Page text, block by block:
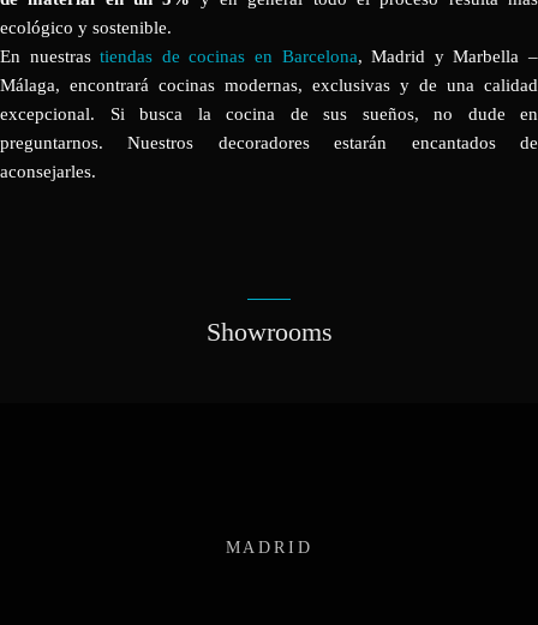
ecológico y sostenible.
En nuestrastiendas de cocinas en Barcelona, Madrid y Marbella –
Málaga, encontrará cocinas modernas, exclusivas y de una calidad
excepcional. Si busca la cocina de sus sueños, no dude en
preguntarnos. Nuestros decoradores estarán encantados de
aconsejarles.
Showrooms
MADRID